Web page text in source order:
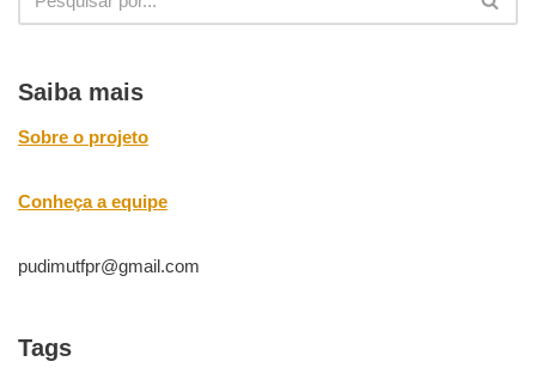
Saiba mais
Sobre o projeto
Conheça a equipe
pudimutfpr@gmail.com
Tags